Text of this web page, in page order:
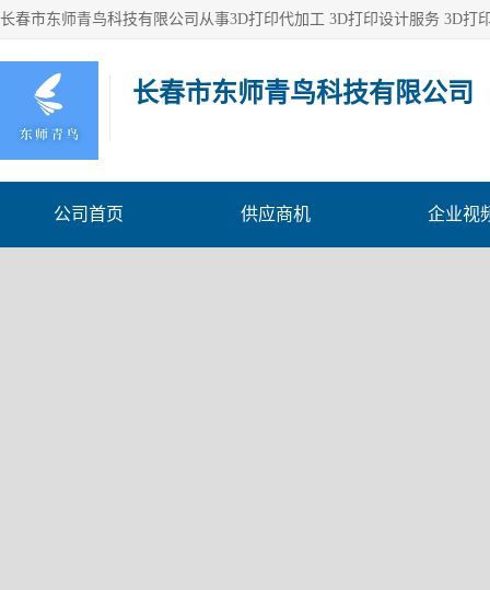
长春市东师青鸟科技有限公司
公司首页 供应商机 企业视